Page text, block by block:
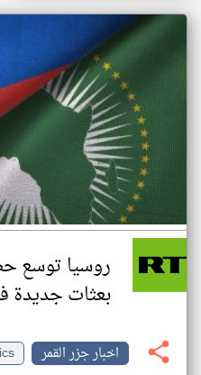
روسيا توسع
بعثات جديدة في 4 دول
اخبار جزر القمر